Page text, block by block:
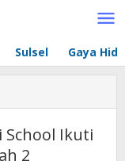
Sulsel Gaya
School Ikuti
2